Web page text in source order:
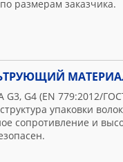
размерам заказчика.
G4 (EN 779:2012/
упаковки
сопротивление и